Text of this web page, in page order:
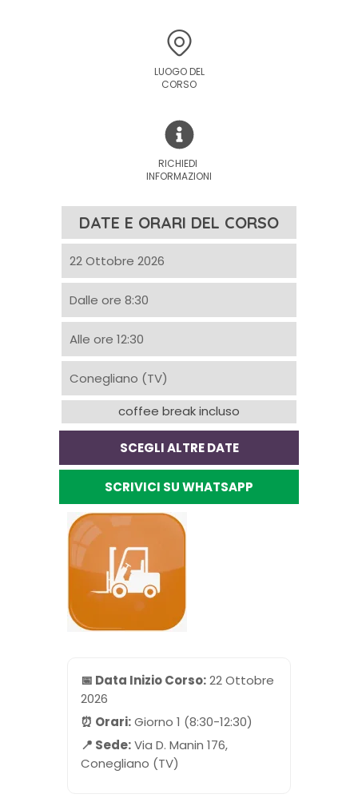
LUOGO DEL
CORSO
RICHIEDI
INFORMAZIONI
DATE E ORARI DEL CORSO
22 Ottobre 2026
Dalle ore 8:30
Alle ore 12:30
Conegliano (TV)
coffee break incluso
SCEGLI ALTRE DATE
SCRIVICI SU WHATSAPP
📅 Data Inizio Corso:22 Ottobre
2026
⏰ Orari:Giorno 1 (8:30-12:30)
📍 Sede:Via D. Manin 176,
Conegliano (TV)